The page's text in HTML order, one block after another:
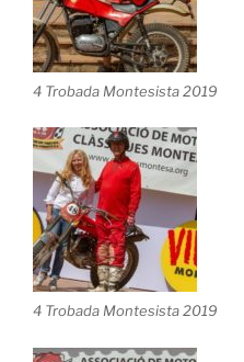
4 Trobada Montesista 2019
4 Trobada Montesista 2019